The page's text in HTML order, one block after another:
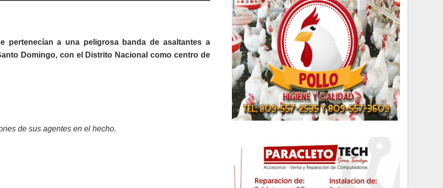
pertenecían a una peligrosa banda de asaltantes a
Domingo, con el Distrito Nacional como centro de
de sus agentes en el hecho.